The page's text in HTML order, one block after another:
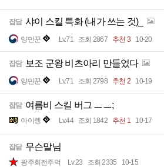
잡담 샤이 스킬 특화 (내가 쓰는 것)_
양민꾼 Lv.71 조회 2867 추천 3 10-20
잡담 보조 군왕 비츠아리 만들었다
양민꾼 Lv.71 조회 2798 추천 2 10-19
잡담 여름비 스킬 버그 ㅡㅡ;
아이렝 Lv.44 조회 1842 추천 1 10-17
잡담 무슨말님
광주회전주먹 Lv.23 조회 2335 10-15